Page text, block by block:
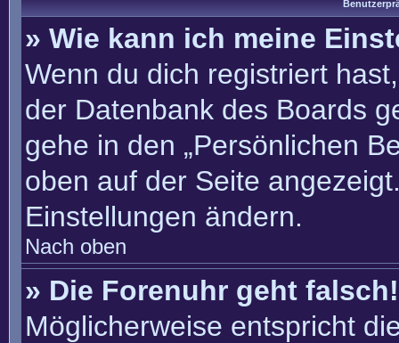
» Wie kann ich meine
Wenn du dich registriert
der Datenbank des Boards
gehe in den „Persönlichen
oben auf der Seite
Einstellungen ändern.
Nach oben
» Die Forenuhr geht falsch!
Möglicherweise entspricht